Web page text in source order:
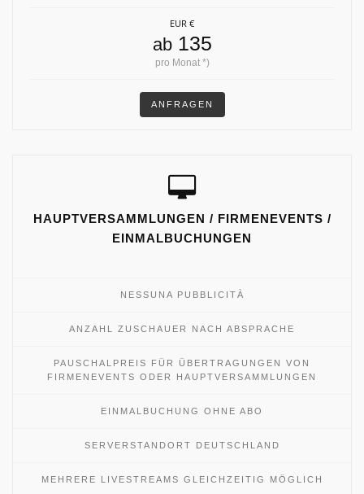
EUR €
ab135
pro Monat *)
ANFRAGEN
HAUPTVERSAMMLUNGEN / FIRMENEVENTS /
EINMALBUCHUNGEN
NESSUNA PUBBLICITÀ
ANZAHL ZUSCHAUER NACH ABSPRACHE
PAUSCHALPREIS FÜR ÜBERTRAGUNGEN VON
FIRMENEVENTS ODER HAUPTVERSAMMLUNGEN
EINMALBUCHUNG OHNE ABO
SERVERSTANDORT DEUTSCHLAND
MEHRERE LIVESTREAMS GLEICHZEITIG MÖGLICH